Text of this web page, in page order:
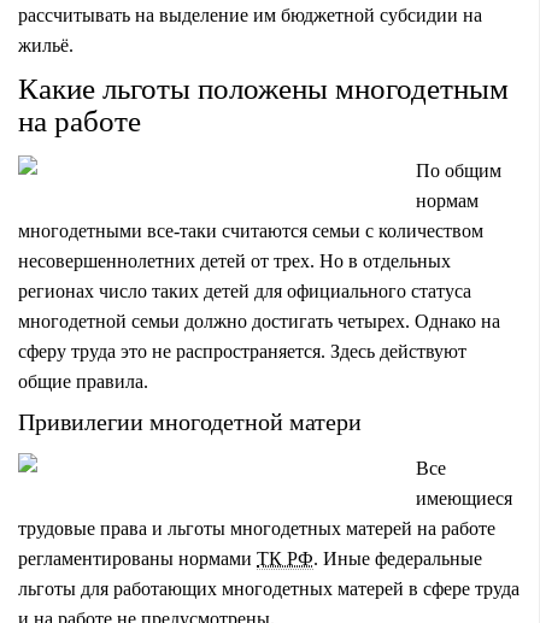
рассчитывать на выделение им бюджетной субсидии на
жильё.
Какие льготы положены многодетным
на работе
По общим
нормам
многодетными все-таки считаются семьи с количеством
несовершеннолетних детей от трех. Но в отдельных
регионах число таких детей для официального статуса
многодетной семьи должно достигать четырех. Однако на
сферу труда это не распространяется. Здесь действуют
общие правила.
Привилегии многодетной матери
Все
имеющиеся
трудовые права и льготы многодетных матерей на работе
регламентированы нормами ТК РФ. Иные федеральные
льготы для работающих многодетных матерей в сфере труда
и на работе не предусмотрены.